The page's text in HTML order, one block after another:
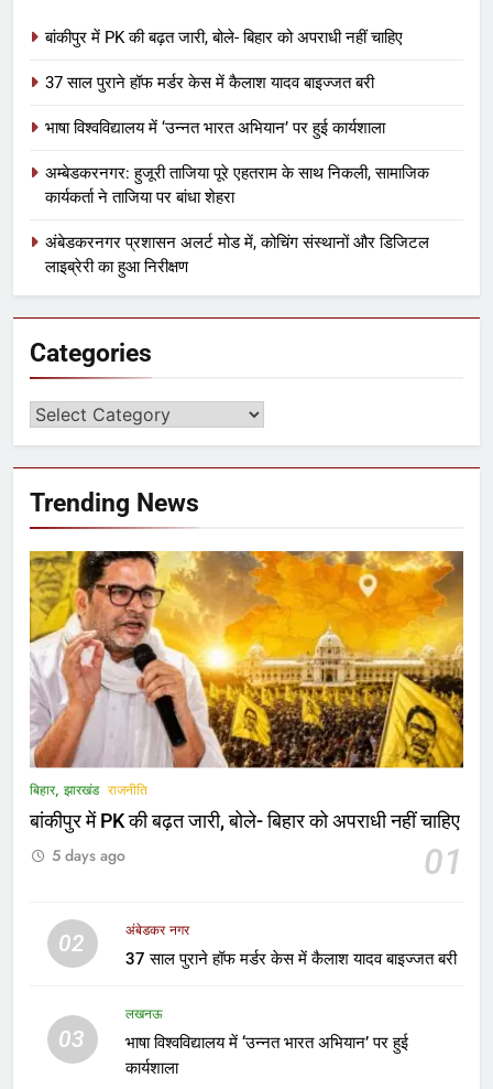
बांकीपुर में PK की बढ़त जारी, बोले- बिहार को अपराधी नहीं चाहिए
37 साल पुराने हॉफ मर्डर केस में कैलाश यादव बाइज्जत बरी
भाषा विश्वविद्यालय में ‘उन्नत भारत अभियान’ पर हुई कार्यशाला
अम्बेडकरनगर: हुजूरी ताजिया पूरे एहतराम के साथ निकली, सामाजिक
कार्यकर्ता ने ताजिया पर बांधा शेहरा
अंबेडकरनगर प्रशासन अलर्ट मोड में, कोचिंग संस्थानों और डिजिटल
लाइब्रेरी का हुआ निरीक्षण
Categories
Trending News
बिहार, झारखंड राजनीति
बांकीपुर में PK की बढ़त जारी, बोले- बिहार को अपराधी नहीं चाहिए
01
5 days ago
02
अंबेडकर नगर
37 साल पुराने हॉफ मर्डर केस में कैलाश यादव बाइज्जत बरी
03
लखनऊ
भाषा विश्वविद्यालय में ‘उन्नत भारत अभियान’ पर हुई
कार्यशाला
5
अंबेडकरनगर प्रशासन अलर्ट मोड में, कोचिंग
संस्थानों और डिजिटल लाइब्रेरी का हुआ
निरीक्षण
बेंगलुरु: विधान सौधा में हुई अहम बैठक,
LATEST NEWS
युवक की मौत, भारतीय वाणिज्य दूतावास की